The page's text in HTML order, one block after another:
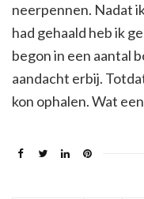
neerpennen. Nadat
had gehaald heb ik
begon in een aantal
aandacht erbij.
kon ophalen. Wat